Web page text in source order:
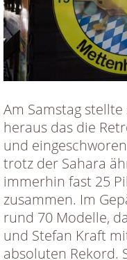
Am Samstag
heraus das die
und
trotz der Sahara
immerhin fast 25
zusammen. Im
rund 70 Modelle,
und Stefan Kraft
absoluten Rekord.